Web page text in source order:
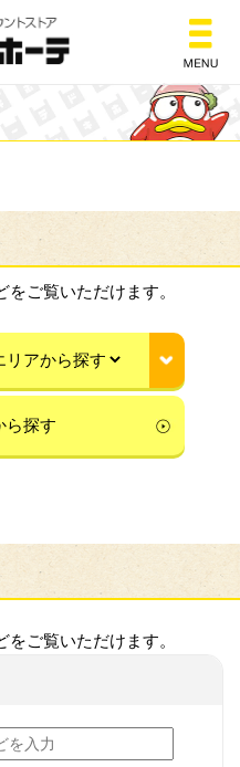
総合ディスカウント
ご覧いただけます。
ら探す
ご覧いただけます。